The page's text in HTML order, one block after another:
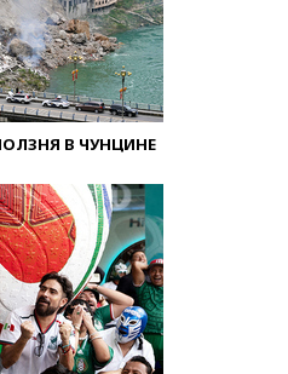
В ЧУНЦИНЕ